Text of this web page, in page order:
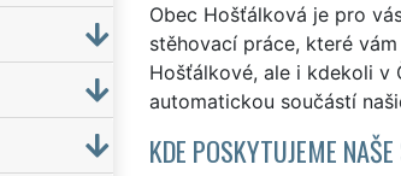
Obec Hošťálková je pro
stěhovací práce, které
Hošťálkové, ale i kdekoli v
automatickou součástí
KDE POSKYTUJEME